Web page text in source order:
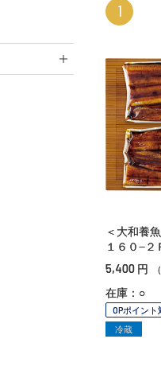
1
＜大和養
１６０−２
5,400 円
在庫：○
OPポイント
冷蔵